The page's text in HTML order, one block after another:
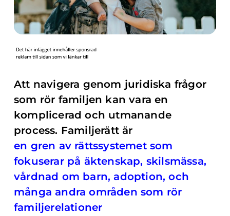
Att navigera genom juridiska frågor
som rör familjen kan vara en
komplicerad och utmanande
process. Familjerätt är
en gren av rättssystemet som
fokuserar på äktenskap, skilsmässa,
vårdnad om barn, adoption, och
många andra områden som rör
familjerelationer